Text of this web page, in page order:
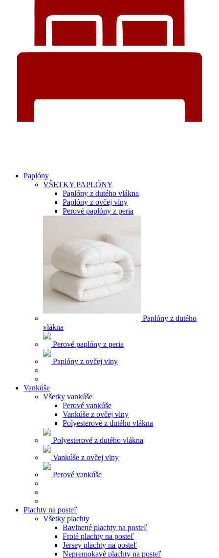
Paplóny
VŠETKY PAPLÓNY
Paplóny z dutého vlákna
Paplóny z ovčej vlny
Perové paplóny z peria
Paplóny z dutého
vlákna
Perové paplóny z peria
Paplóny z ovčej vlny
Vankúše
Všetky vankúše
Perové vankúše
Vankúše z ovčej vlny
Polyesterové z dutého vlákna
Polyesterové z dutého vlákna
Vankúše z ovčej vlny
Perové vankúše
Plachty na posteľ
Všetky plachty
Bavlnené plachty na posteľ
Froté plachty na posteľ
Jersey plachty na posteľ
Nepremokavé plachty na posteľ